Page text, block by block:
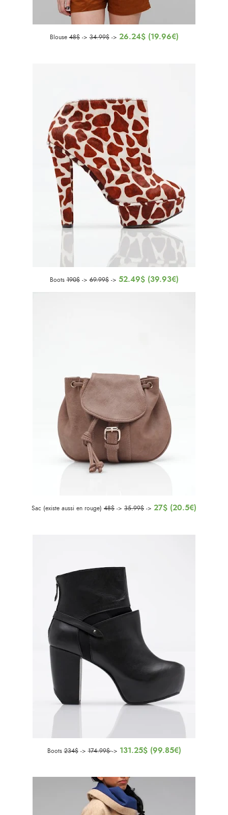
Blouse48$->34.99$-> 26.24$ (19.96€)
Boots190$->69.99$-> 52.49$ (39.93€)
Sac (existe aussi en rouge) 48$ -> 35.99$ -> 27$ (20.5€)
Boots234$->174.99$-> 131.25$ (99.85€)